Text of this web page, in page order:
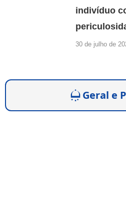
indivíduo
30 de julho de
Geral e